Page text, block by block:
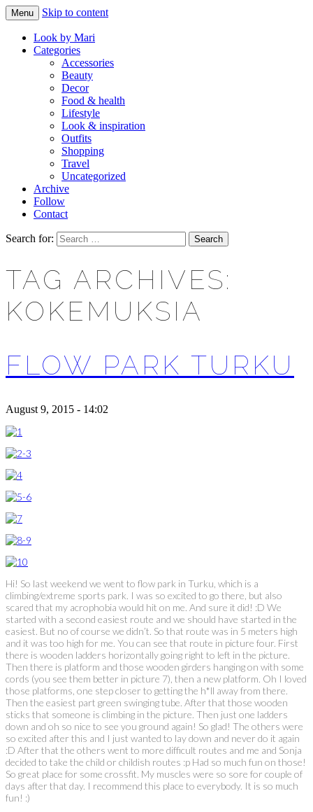
LOOK BY MARI
Makeup & beauty blog
Menu Skip to content
Look by Mari
Categories
Accessories
Beauty
Decor
Food & health
Lifestyle
Look & inspiration
Outfits
Shopping
Travel
Uncategorized
Archive
Follow
Contact
Search for:
TAG ARCHIVES:
KOKEMUKSIA
FLOW PARK TURKU
August 9, 2015 - 14:02
Hi! So last weekend we went to flow park in Turku, which is a
climbing/extreme sports park. I was so excited to go there, but also
scared that my acrophobia would hit on me. And sure it did! :D We
started with a second easiest route and we should have started in the
easiest. But no of course we didn’t. So that route was in 5 meters high
and it was too high for me. You can see that route in picture four. First
there is wooden ladders horizontally going right to left in the picture.
Then there is platform and those wooden girders hanging on with some
cords (you see them better in picture 7), then a new platform. Oh I loved
those platforms, one step closer to getting the h*ll away from there.
Then the easiest part green swinging tube. After that those wooden
sticks that someone is climbing in the picture. Then just one ladders
down and oh so nice to see you ground again! So glad! The others were
so excited after this and I just wanted to lay down and never do it again
:D After that the others went to more difficult routes and me and Sonja
decided to take the child or childish routes :p Had so much fun on those!
So great place for some crossfit. My muscles were so sore for couple of
days after that day. I recommend this place to everybody. It is so much
fun! :)